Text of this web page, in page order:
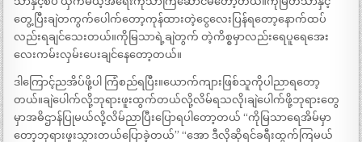
တွေ့ပြီးချဲတကွက်ပေါက်တော့ကုန်ထားတဲ့ငွေလေးပြန်ရတော့နောက်ထပ်
လည်းရချင်သေးတယ်။ကိုမြသာရဲ့ချဲတွက် တဲ့ကိစ္စမှာလည်းရေပူရေအေး
လေးကမ်းလှမ်းပေးချင်နေတော့တယ်။
ဒါကြောင့်ညအိပ်ဖို့ပါ ကြံစည်ရပြီး။ယောက်ကျားဖြစ်သူကိုပါညာရတော့
တယ်။ချဲပေါက်လို့ဘုရားဖူးထွက်တယ်လို့လိမ်ရသလို၊ချဲပေါက်ဖို့ဘုရားတွေ
မှာအဓိဌာန်ပြုမယ်လို့လိမ်ညာပြီးပြောရပါတော့တယ် “ကိုမြသာရေအိမ်မှာ
တော့ဘုရားဖူးသွားတယ်ပြောခဲ့တယ်” “အော ဒီလိုဆိုရင်ခရီးထွက်ကြမယ်